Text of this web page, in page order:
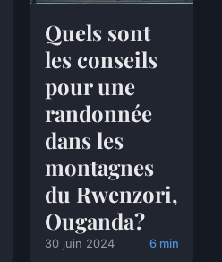
Quels sont
les conseils
pour une
randonnée
dans les
montagnes
du Rwenzori,
Ouganda?
30 juin 2024 6 min